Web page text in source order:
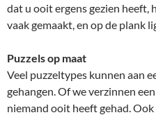
dat u ooit ergens gezien heeft,
vaak gemaakt, en op de plank
Puzzels op maat
Veel puzzeltypes kunnen aan
gehangen. Of we verzinnen
niemand ooit heeft gehad.